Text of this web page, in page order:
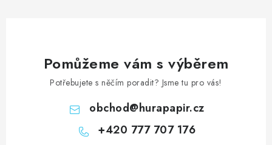
Pomůžeme vám s výběrem
Potřebujete s něčím poradit? Jsme tu pro vás!
obchod@hurapapir.cz
+420 777 707 176